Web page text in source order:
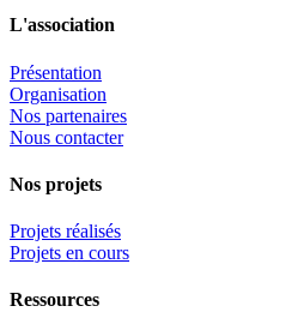
L'association
Présentation
Organisation
Nos partenaires
Nous contacter
Nos projets
Projets réalisés
Projets en cours
Ressources